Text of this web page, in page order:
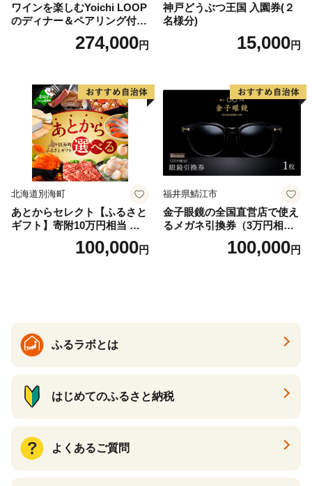
ワインを楽しむYoichi LOOP
のディナー＆ペアリング付宿
泊プラン＜デラックスツイン
274,000円
神戸どうぶつ王国 入園券(２
名様分)
15,000円
北海道別海町
あとからセレクト【ふるさと
ギフト】寄附10万円相当 あ
とから選べる！ ギフト いく
ら ほたて 海鮮 牛肉 別海町
ギフト ふるさと納税 ）
100,000円
福井県鯖江市
金子眼鏡の全国直営店で使え
るメガネ引換券（3万円相
100,000円
ふるラボとは
はじめてのふるさと納税
よくあるご質問